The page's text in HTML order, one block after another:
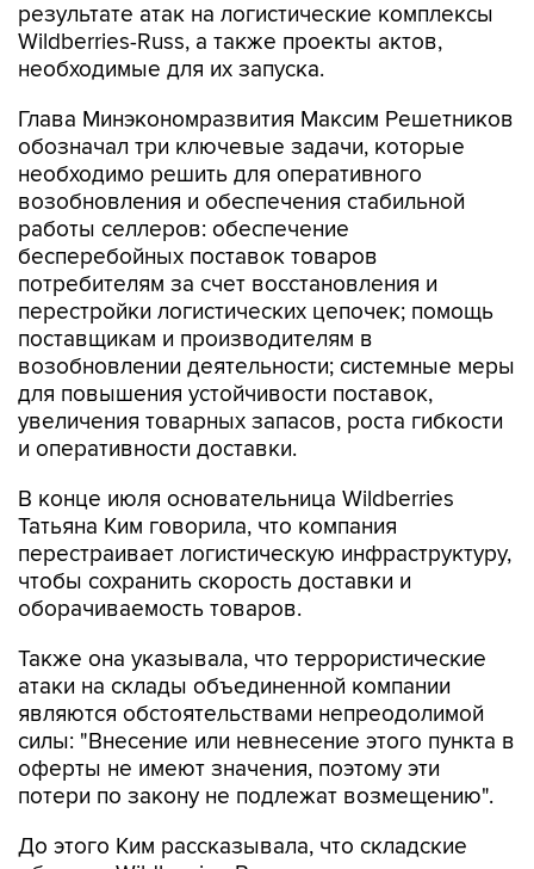
результате атак на логистические комплексы
Wildberries-Russ, а также проекты актов,
необходимые для их запуска.
Глава Минэкономразвития Максим Решетников
обозначал три ключевые задачи, которые
необходимо решить для оперативного
возобновления и обеспечения стабильной
работы селлеров: обеспечение
бесперебойных поставок товаров
потребителям за счет восстановления и
перестройки логистических цепочек; помощь
поставщикам и производителям в
возобновлении деятельности; системные меры
для повышения устойчивости поставок,
увеличения товарных запасов, роста гибкости
и оперативности доставки.
В конце июля основательница Wildberries
Татьяна Ким говорила, что компания
перестраивает логистическую инфраструктуру,
чтобы сохранить скорость доставки и
оборачиваемость товаров.
Также она указывала, что террористические
атаки на склады объединенной компании
являются обстоятельствами непреодолимой
силы: "Внесение или невнесение этого пункта в
оферты не имеют значения, поэтому эти
потери по закону не подлежат возмещению".
До этого Ким рассказывала, что складские